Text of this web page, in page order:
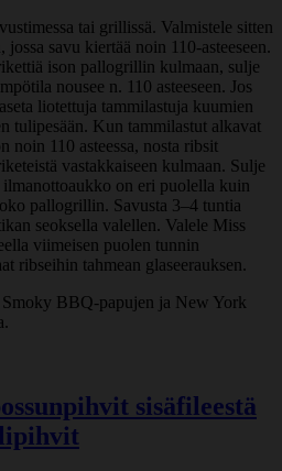
tai grillissä. Valmistele sitten
savu kiertää noin 110-asteeseen.
ison pallogrillin kulmaan, sulje
nousee n. 110 asteeseen. Jos
liotettuja tammilastuja kuumien
tulipesään. Kun tammilastut alkavat
noin 110 asteessa, nosta ribsit
vastakkaiseen kulmaan. Sulje
on eri puolella kuin
pallogrillin. Savusta 3–4 tuntia
seoksella valellen. Valele Miss
viimeisen puolen tunnin
ribseihin tahmean glaseerauksen.
BBQ-papujen ja New York
sisäfileestä